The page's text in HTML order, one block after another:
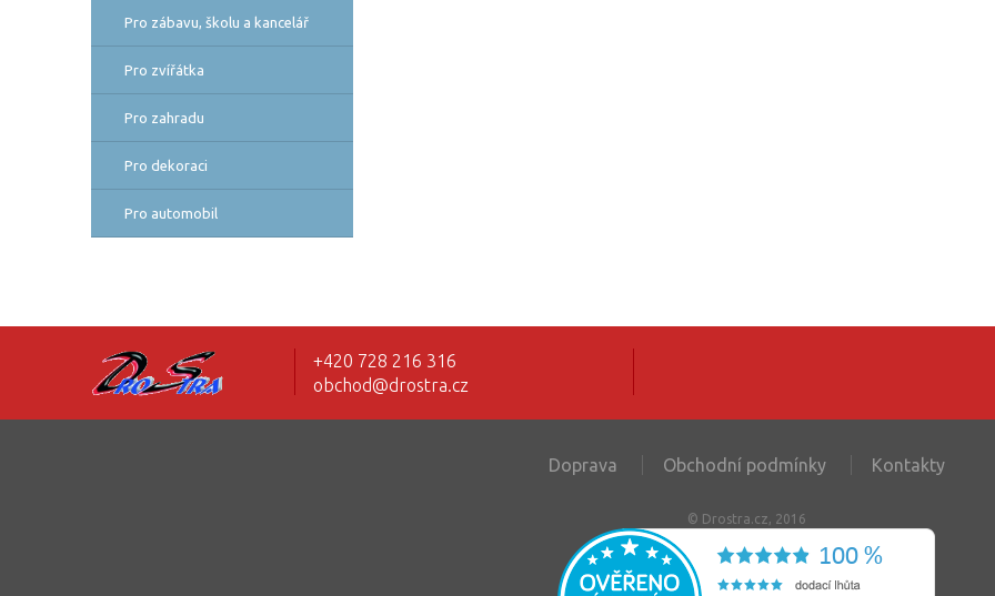
Pro zábavu, školu a kancelář
Pro zvířátka
Pro zahradu
Pro dekoraci
Pro automobil
+420 728 216 316
obchod@drostra.cz
Doprava Obchodní podmínky Kontakty
© Drostra.cz, 2016